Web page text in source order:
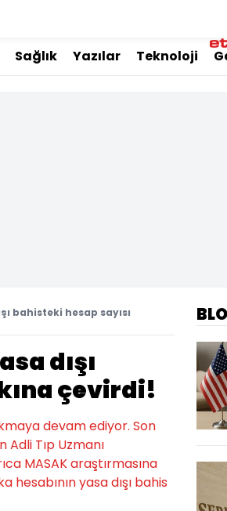
Sağlık Yazılar Teknoloji
bahisteki hesap sayısı
dışı
çevirdi!
devam ediyor. Son
Tıp Uzmanı
MASAK araştırmasına
yasa dışı bahis